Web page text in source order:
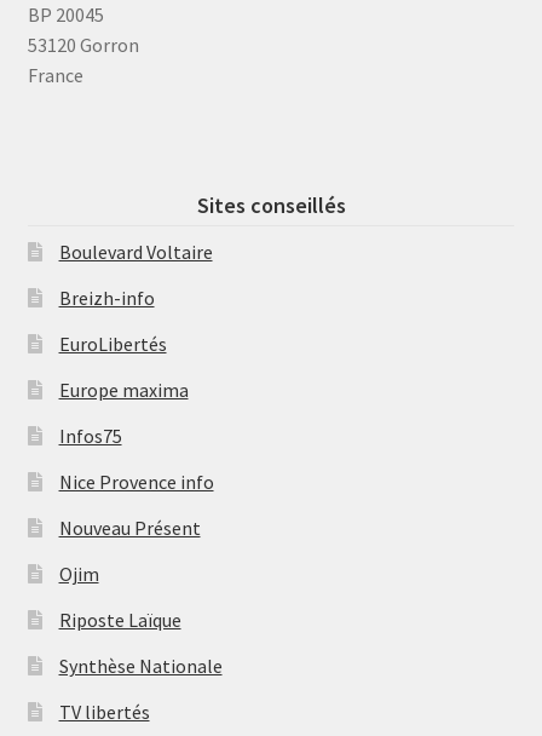
BP 20045
53120 Gorron
France
Sites conseillés
Boulevard Voltaire
Breizh-info
EuroLibertés
Europe maxima
Infos75
Nice Provence info
Nouveau Présent
Ojim
Riposte Laïque
Synthèse Nationale
TV libertés